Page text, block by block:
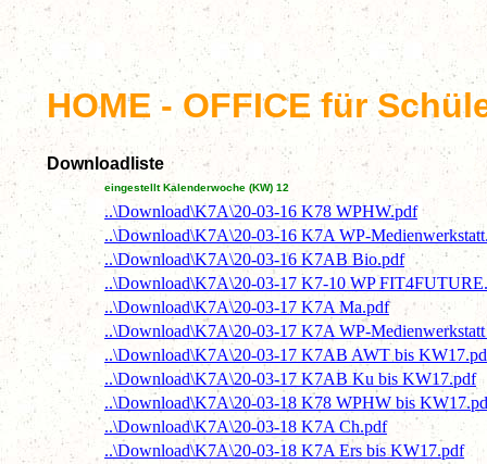
HOME - OFFICE für
Downloadliste
eingestellt Kalenderwoche (KW) 12
..\Download\K7A\20-03-16 K78 WPHW.pdf
..\Download\K7A\20-03-16 K7A WP-
..\Download\K7A\20-03-16 K7AB Bio.pdf
..\Download\K7A\20-03-17 K7-10 WP
..\Download\K7A\20-03-17 K7A Ma.pdf
..\Download\K7A\20-03-17 K7A WP-
..\Download\K7A\20-03-17 K7AB AWT bis
..\Download\K7A\20-03-17 K7AB Ku bis KW17.pdf
..\Download\K7A\20-03-18 K78 WPHW bis
..\Download\K7A\20-03-18 K7A Ch.pdf
..\Download\K7A\20-03-18 K7A Ers bis KW17.pdf